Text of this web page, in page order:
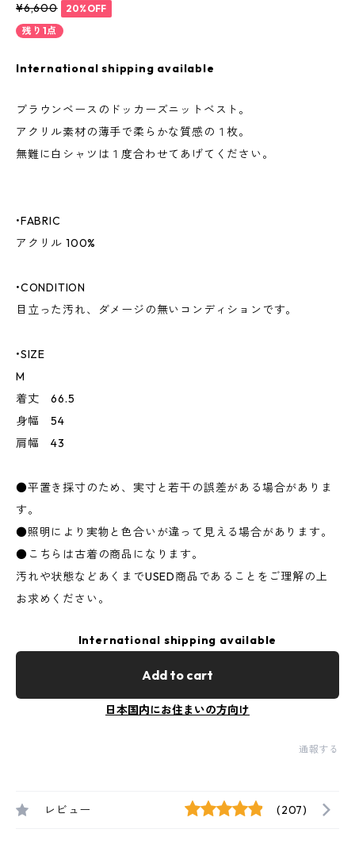
¥6,600
20%OFF
残り1点
International shipping available
ブラウンベースのドッカーズニットベスト。
アクリル素材の薄手で柔らかな質感の１枚。
無難に白シャツは１度合わせてあげてください。
•FABRIC
アクリル 100%
•CONDITION
目立った汚れ、ダメージの無いコンディションです。
•SIZE
M
着丈 66.5
身幅 54
肩幅 43
●平置き採寸のため、実寸と若干の誤差がある場合がありま
す。
●照明により実物と色合いが違って見える場合があります。
●こちらは古着の商品になります。
汚れや状態などあくまでUSED商品であることをご理解の上
お求めください。
International shipping available
Add to cart
日本国内にお住まいの方向け
通報する
レビュー (207)